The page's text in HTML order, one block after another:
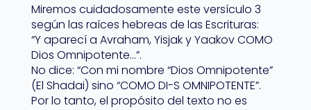
Miremos cuidadosamente este versículo 3
según las raíces hebreas de las Escrituras:
“Y aparecí a Avraham, Yisjak y Yaakov COMO
Dios Omnipotente…”.
No dice: “Con mi nombre “Dios Omnipotente”
(El Shadai) sino “COMO DI-S OMNIPOTENTE”.
Por lo tanto, el propósito del texto no es